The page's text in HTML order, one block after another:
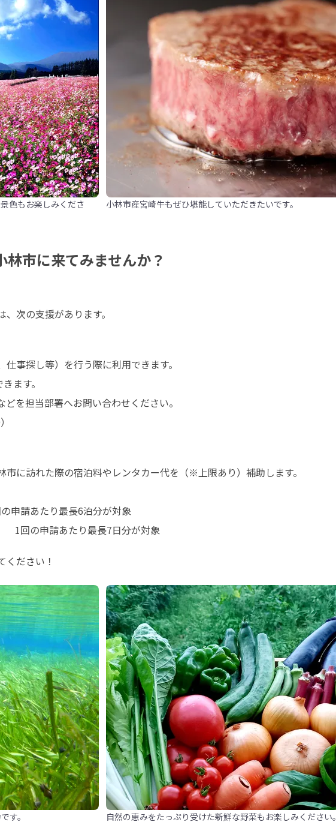
色もお楽しみくださ
小林市産宮崎牛もぜひ堪能していただきたいです。
市に来てみませんか？
次の支援があります。
事探し等）を行う際に利用できます。
ます。
を担当部署へお問い合わせください。
に訪れた際の宿泊料やレンタカー代を（※上限あり）補助します。
申請あたり最長6泊分が対象
1回の申請あたり最長7日分が対象
ださい！
す。 自然の恵みをたっぷり受けた新鮮な野菜もお楽しみください。